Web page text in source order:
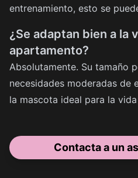
entrenamiento, esto se
¿Se adaptan bien a la
apartamento?
Absolutamente. Su tamaño
necesidades moderadas de
la mascota ideal para la
Contacta a un